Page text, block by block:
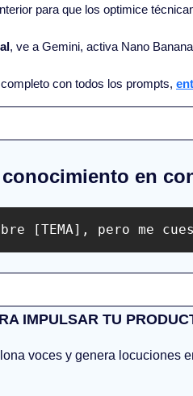
para que los optimice
, ve a Gemini, activa Nano
con todos los prompts,
en
[TEMA], pero me
IMPULSAR TU
voces y genera locuciones